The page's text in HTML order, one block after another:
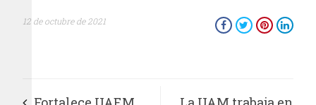
12 de octubre de 2021